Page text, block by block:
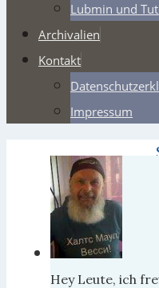
Lubmin und
Archivalien
Kontakt
Impressum
Hey Leute, ich